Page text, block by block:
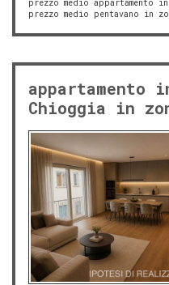
prezzo medio appartamento in
prezzo medio pentavano in
appartamento
Chioggia in